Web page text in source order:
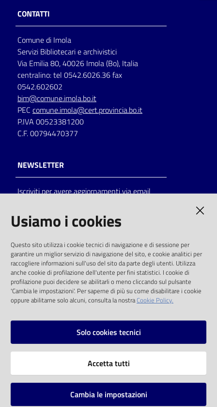
Seguici
su
on line
Eventi
Chiedi al
bibliotecario
Avvisi
CONTATTI
Comune di Imola
Servizi Bibliotecari e archivistici
Via Emilia 80, 40026 Imola (Bo), Italia
centralino: tel 0542.6026.36 fax
0542.602602
bim@comune.imola.bo.it
PEC comune.imola@cert.provincia.bo.it
P.IVA 00523381200
C.F. 00794470377
NEWSLETTER
Iscriviti per avere aggiornamenti via email
solo alle condizioni previste dalla direttiva
comunitaria 2003/98/CE e dal d.lgs. 36/2006
SOCIAL
Instagram
Vai alla pagina
Usiamo i cookies
Questo sito utilizza i cookie tecnici di navigazione e di sessione per
garantire un miglior servizio di navigazione del sito, e cookie analitici per
raccogliere informazioni sull'uso del sito da parte degli utenti. Utilizza
anche cookie di profilazione dell'utente per fini statistici. I cookie di
profilazione puoi decidere se abilitarli o meno cliccando sul pulsante
'Cambia le impostazioni'. Per saperne di più su come disabilitare i cookie
oppure abilitarne solo alcuni, consulta la nostraCookie Policy.
Solo cookies tecnici
Accetta tutti
Cambia le impostazioni